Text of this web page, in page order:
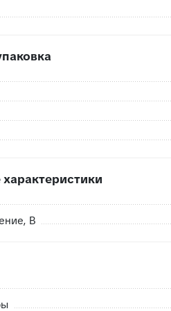
В
чтобы избежать разнотона
загрузкой, чтобы
складские позиции, чтобы при
складе, коробки защищены от